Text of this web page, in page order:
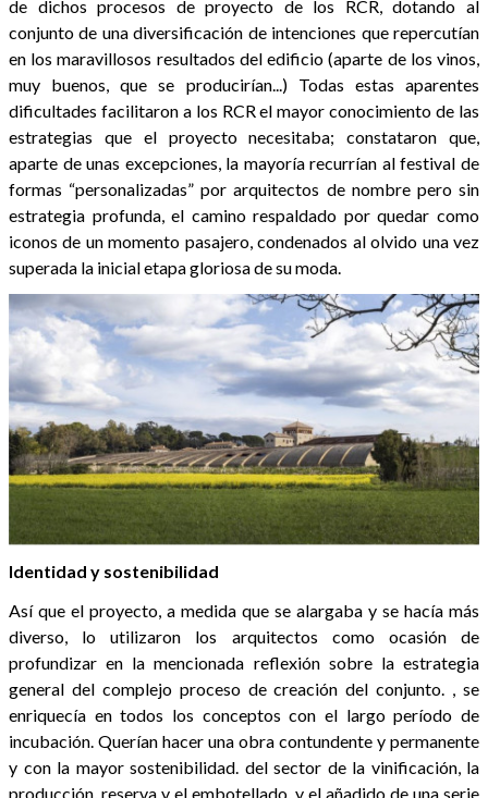
de dichos procesos de proyecto de los RCR, dotando al
conjunto de una diversificación de intenciones que repercutían
en los maravillosos resultados del edificio (aparte de los vinos,
muy buenos, que se producirían...) Todas estas aparentes
dificultades facilitaron a los RCR el mayor conocimiento de las
estrategias que el proyecto necesitaba; constataron que,
aparte de unas excepciones, la mayoría recurrían al festival de
formas “personalizadas” por arquitectos de nombre pero sin
estrategia profunda, el camino respaldado por quedar como
iconos de un momento pasajero, condenados al olvido una vez
superada la inicial etapa gloriosa de su moda.
Identidad y sostenibilidad
Así que el proyecto, a medida que se alargaba y se hacía más
diverso, lo utilizaron los arquitectos como ocasión de
profundizar en la mencionada reflexión sobre la estrategia
general del complejo proceso de creación del conjunto. , se
enriquecía en todos los conceptos con el largo período de
incubación. Querían hacer una obra contundente y permanente
y con la mayor sostenibilidad. del sector de la vinificación, la
producción, reserva y el embotellado, y el añadido de una serie